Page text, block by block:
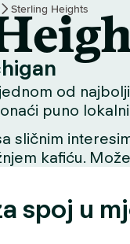
Sterling Heights
od
puno
sličnim
kafiću.
spoj u